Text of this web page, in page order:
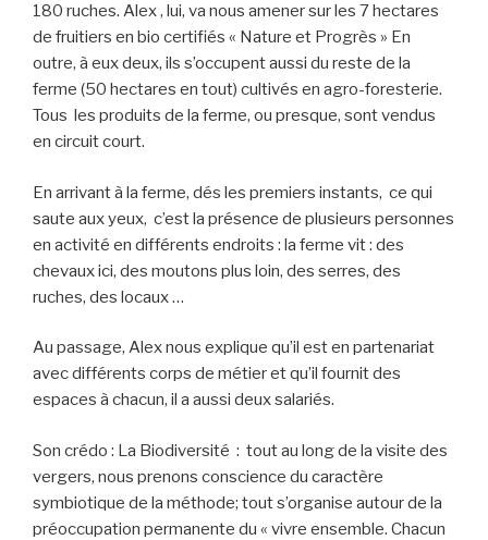
180 ruches. Alex , lui, va nous amener sur les 7 hectares
de fruitiers en bio certifiés « Nature et Progrès » En
outre, à eux deux, ils s’occupent aussi du reste de la
ferme (50 hectares en tout) cultivés en agro-foresterie.
Tous les produits de la ferme, ou presque, sont vendus
en circuit court.
En arrivant à la ferme, dés les premiers instants, ce qui
saute aux yeux, c’est la présence de plusieurs personnes
en activité en différents endroits : la ferme vit : des
chevaux ici, des moutons plus loin, des serres, des
ruches, des locaux …
Au passage, Alex nous explique qu’il est en partenariat
avec différents corps de métier et qu’il fournit des
espaces à chacun, il a aussi deux salariés.
Son crédo : La Biodiversité : tout au long de la visite des
vergers, nous prenons conscience du caractère
symbiotique de la méthode; tout s’organise autour de la
préoccupation permanente du « vivre ensemble. Chacun